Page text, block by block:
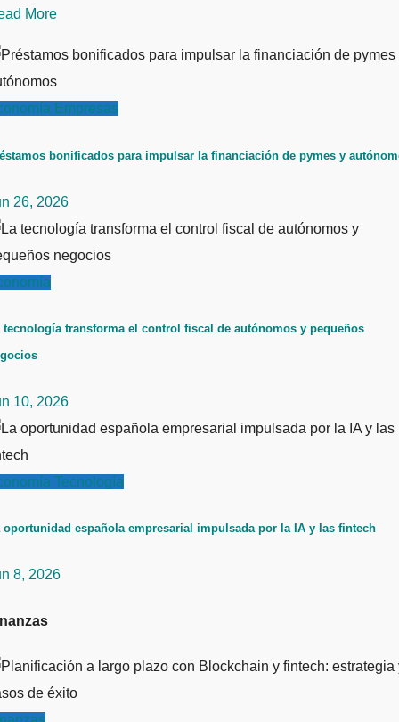
More
Empresas
bonificados para impulsar la financiación de pymes y
26, 2026
tecnología transforma el control fiscal de autónomos y pequeños
10, 2026
Tecnología
oportunidad española empresarial impulsada por la IA y las fintech
8, 2026